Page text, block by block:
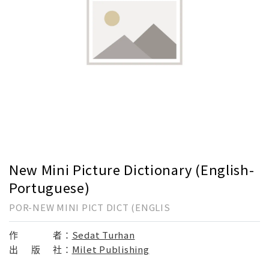
New Mini Picture Dictionary (English-
Portuguese)
POR-NEW MINI PICT DICT (ENGLIS
作 者： Sedat Turhan
出
版 社： Milet Publishing